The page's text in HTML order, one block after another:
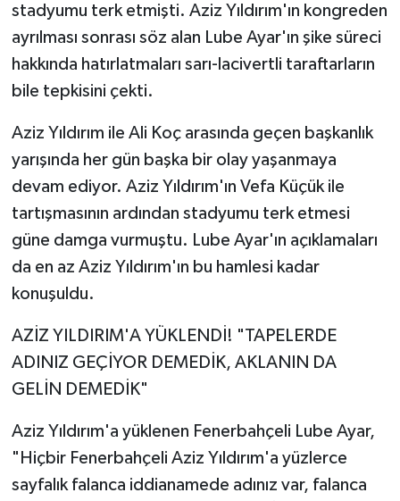
stadyumu terk etmişti. Aziz Yıldırım'ın kongreden
ayrılması sonrası söz alan Lube Ayar'ın şike süreci
hakkında hatırlatmaları sarı-lacivertli taraftarların
bile tepkisini çekti.
Aziz Yıldırım ile Ali Koç arasında geçen başkanlık
yarışında her gün başka bir olay yaşanmaya
devam ediyor. Aziz Yıldırım'ın Vefa Küçük ile
tartışmasının ardından stadyumu terk etmesi
güne damga vurmuştu. Lube Ayar'ın açıklamaları
da en az Aziz Yıldırım'ın bu hamlesi kadar
konuşuldu.
AZİZ YILDIRIM'A YÜKLENDİ! "TAPELERDE
ADINIZ GEÇİYOR DEMEDİK, AKLANIN DA
GELİN DEMEDİK"
Aziz Yıldırım'a yüklenen Fenerbahçeli Lube Ayar,
"Hiçbir Fenerbahçeli Aziz Yıldırım'a yüzlerce
sayfalık falanca iddianamede adınız var, falanca